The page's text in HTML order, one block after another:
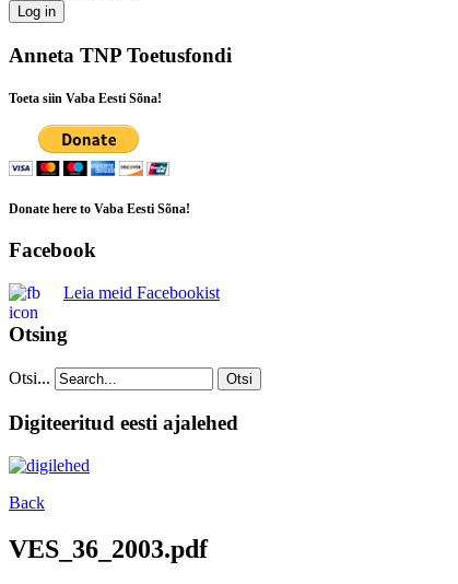
Log in
Anneta TNP Toetusfondi
Toeta siin Vaba Eesti Sõna!
Donate here to Vaba Eesti Sõna!
Facebook
Leia meid Facebookist
Otsing
Otsi... Otsi
Digiteeritud eesti ajalehed
Back
VES_36_2003.pdf